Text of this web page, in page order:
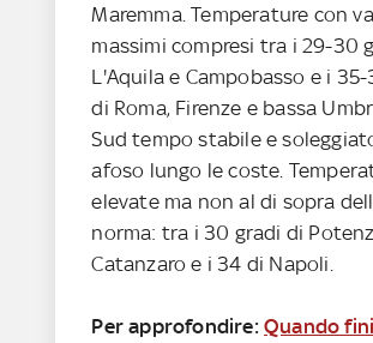
Maremma. Temperature con
massimi compresi tra i 29-30
L'Aquila e Campobasso e i
di Roma, Firenze e bassa
Sud tempo stabile e
afoso lungo le coste.
elevate ma non al di sopra
norma: tra i 30 gradi di
Catanzaro e i 34 di Napoli.
Per approfondire:Quando